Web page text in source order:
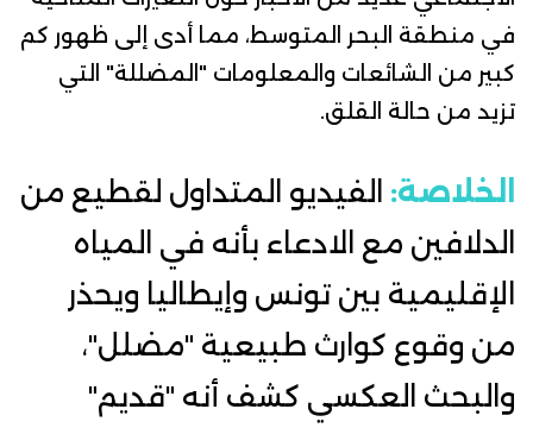
في منطقة البحر المتوسط، مما أدى إلى ظهور كم
كبير من الشائعات والمعلومات "المضللة" التي
تزيد من حالة القلق.
الخلاصة: الفيديو المتداول لقطيع من
الدلافين مع الادعاء بأنه في المياه
الإقليمية بين تونس وإيطاليا ويحذر
من وقوع كوارث طبيعية "مضلل"،
والبحث العكسي كشف أنه "قديم"